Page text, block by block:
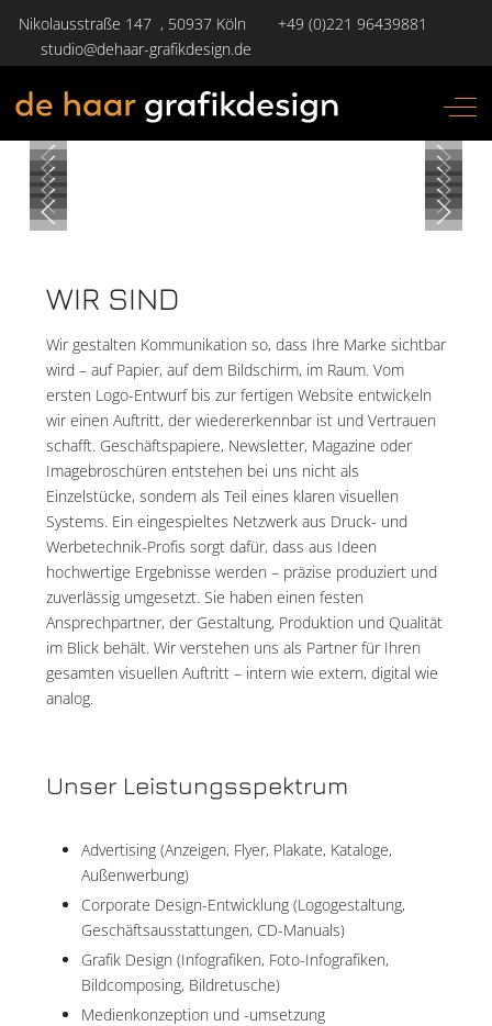
Nikolausstraße 147 , 50937 Köln
+49 (0)221 96439881
studio@dehaar-grafikdesign.de
Off-
WIR SIND
Wir gestalten Kommunikation so, dass Ihre Marke sichtbar
wird – auf Papier, auf dem Bildschirm, im Raum. Vom
ersten Logo-Entwurf bis zur fertigen Website entwickeln
wir einen Auftritt, der wiedererkennbar ist und Vertrauen
schafft. Geschäftspapiere, Newsletter, Magazine oder
Imagebroschüren entstehen bei uns nicht als
Einzelstücke, sondern als Teil eines klaren visuellen
Systems. Ein eingespieltes Netzwerk aus Druck- und
Werbetechnik-Profis sorgt dafür, dass aus Ideen
hochwertige Ergebnisse werden – präzise produziert und
zuverlässig umgesetzt. Sie haben einen festen
Ansprechpartner, der Gestaltung, Produktion und Qualität
im Blick behält. Wir verstehen uns als Partner für Ihren
gesamten visuellen Auftritt – intern wie extern, digital wie
analog.
Unser Leistungsspektrum
Advertising (Anzeigen, Flyer, Plakate, Kataloge,
Außenwerbung)
Corporate Design-Entwicklung (Logogestaltung,
Geschäftsausstattungen, CD-Manuals)
Grafik Design (Infografiken, Foto-Infografiken,
Bildcomposing, Bildretusche)
Medienkonzeption und -umsetzung